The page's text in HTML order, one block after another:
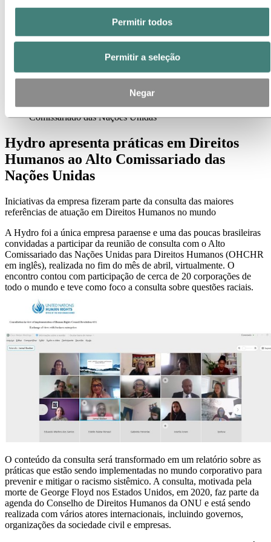
Permitir todos
Permitir a seleção
Negar
Contatos de meios de comunicação
Visão geral da Hydro
Hydro apresenta práticas em Direitos Humanos ao Alto
Comissariado das Nações Unidas
Hydro apresenta práticas em Direitos
Humanos ao Alto Comissariado das
Nações Unidas
Iniciativas da empresa fizeram parte da consulta das maiores
referências de atuação em Direitos Humanos no mundo
A Hydro foi a única empresa paraense e uma das poucas brasileiras
convidadas a participar da reunião de consulta com o Alto
Comissariado das Nações Unidas para Direitos Humanos (OHCHR
em inglês), realizada no fim do mês de abril, virtualmente. O
encontro contou com participação de cerca de 20 corporações de
todo o mundo e teve como foco a consulta sobre questões raciais.
O conteúdo da consulta será transformado em um relatório sobre as
práticas que estão sendo implementadas no mundo corporativo para
prevenir e mitigar o racismo sistêmico. A consulta, motivada pela
morte de George Floyd nos Estados Unidos, em 2020, faz parte da
agenda do Conselho de Direitos Humanos da ONU e está sendo
realizada com vários atores internacionais, incluindo governos,
organizações da sociedade civil e empresas.